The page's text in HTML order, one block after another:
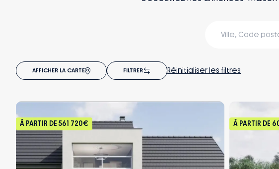
AFFICHER LA CARTE FILTRER Réinitialiser les filtres
À PARTIR DE 561 720€ À PARTIR DE